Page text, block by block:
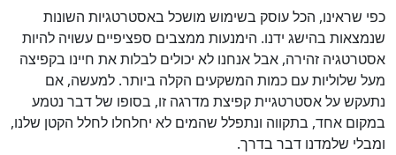
כפי שראינו, הכל עוסק בשימוש מושכל באסטרטגיות השונות
שנמצאות בהישג ידנו. הימנעות ממצבים ספציפיים עשויה להיות
אסטרטגיה זהירה, אבל אנחנו לא יכולים לבלות את חיינו בקפיצה
מעל שלוליות עם כמות המשקעים הקלה ביותר. למעשה, אם
נתעקש על אסטרטגיית קפיצת מדרגה זו, בסופו של דבר נטמע
במקום אחד, בתקווה ונתפלל שהמים לא יחלחלו לחלל הקטן שלנו,
ומבלי שלמדנו דבר בדרך.